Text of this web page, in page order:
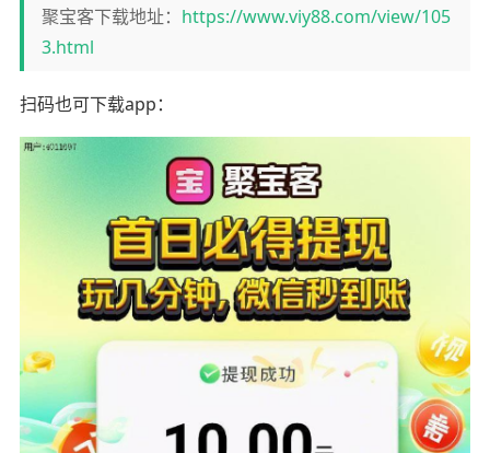
聚宝客下载地址： https://www.viy88.com/view/105
3.html
扫码也可下载app：